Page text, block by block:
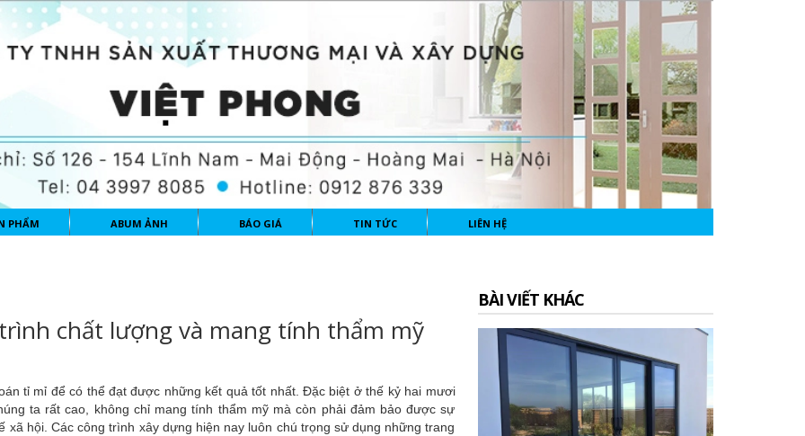
PHẨM ABUM ẢNH BÁO GIÁ TIN TỨC LIÊN HỆ
chất lượng và mang tính thẩm mỹ
tỉ mỉ để có thể đạt được những kết quả tốt nhất. Đặc biệt ở thế kỷ hai mươi
ta rất cao, không chỉ mang tính thẩm mỹ mà còn phải đảm bảo được sự
hội. Các công trình xây dựng hiện nay luôn chú trọng sử dụng những trang
BÀI VIẾT KHÁC